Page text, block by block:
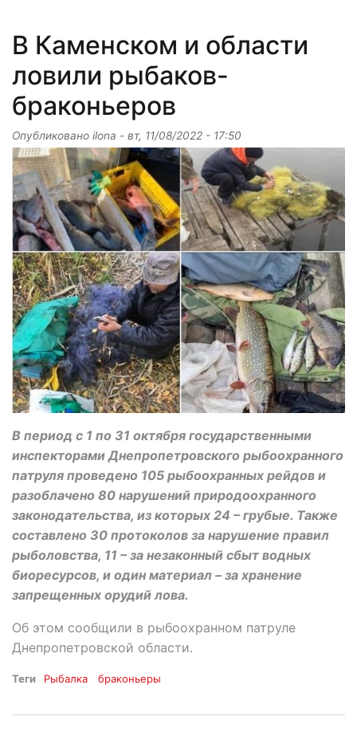
В Каменском и области
ловили рыбаков-
браконьеров
Опубликовано ilona - вт, 11/08/2022 - 17:50
В период с 1 по 31 октября государственными
инспекторами Днепропетровского рыбоохранного
патруля проведено 105 рыбоохранных рейдов и
разоблачено 80 нарушений природоохранного
законодательства, из которых 24 – грубые. Также
составлено 30 протоколов за нарушение правил
рыболовства, 11 – за незаконный сбыт водных
биоресурсов, и один материал – за хранение
запрещенных орудий лова.
Об этом сообщили в рыбоохранном патруле
Днепропетровской области.
Теги Рыбалка браконьеры